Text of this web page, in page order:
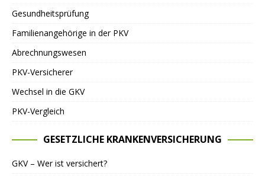
Gesundheitsprüfung
Familienangehörige in der PKV
Abrechnungswesen
PKV-Versicherer
Wechsel in die GKV
PKV-Vergleich
GESETZLICHE KRANKENVERSICHERUNG
GKV – Wer ist versichert?